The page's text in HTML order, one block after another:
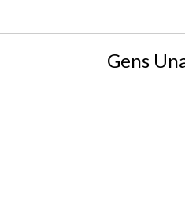
Gens